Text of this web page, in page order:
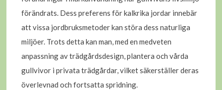
förändrats. Dess preferens för kalkrika jordar innebär
att vissa jordbruksmetoder kan störa dess naturliga
miljöer. Trots detta kan man, med en medveten
anpassning av trädgårdsdesign, plantera och vårda
gullvivor i privata trädgårdar, vilket säkerställer deras
överlevnad och fortsatta spridning.